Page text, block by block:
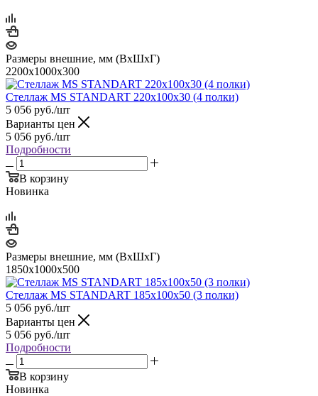
Размеры внешние, мм (ВхШхГ)
2200x1000x300
Стеллаж MS STANDART 220х100х30 (4 полки)
5 056 руб./шт
Варианты цен
5 056 руб./шт
Подробности
В корзину
Новинка
Размеры внешние, мм (ВхШхГ)
1850x1000x500
Стеллаж MS STANDART 185х100х50 (3 полки)
5 056 руб./шт
Варианты цен
5 056 руб./шт
Подробности
В корзину
Новинка